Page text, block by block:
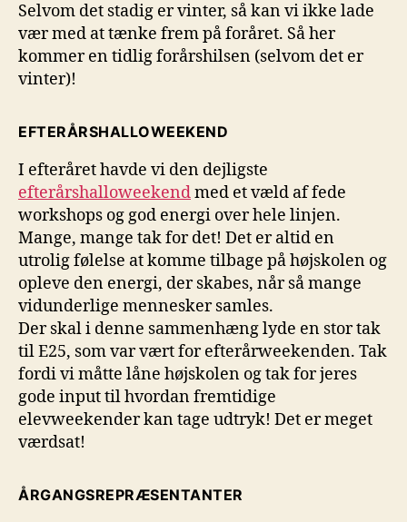
Selvom det stadig er vinter, så kan vi ikke lade
vær med at tænke frem på foråret. Så her
kommer en tidlig forårshilsen (selvom det er
vinter)!
EFTERÅRSHALLOWEEKEND
I efteråret havde vi den dejligste
efterårshalloweekendmed et væld af fede
workshops og god energi over hele linjen.
Mange, mange tak for det! Det er altid en
utrolig følelse at komme tilbage på højskolen og
opleve den energi, der skabes, når så mange
vidunderlige mennesker samles.
Der skal i denne sammenhæng lyde en stor tak
til E25, som var vært for efterårweekenden. Tak
fordi vi måtte låne højskolen og tak for jeres
gode input til hvordan fremtidige
elevweekender kan tage udtryk! Det er meget
værdsat!
ÅRGANGSREPRÆSENTANTER